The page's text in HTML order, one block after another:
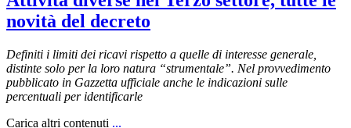
novità del decreto
Definiti i limiti dei ricavi rispetto a quelle di interesse generale,
distinte solo per la loro natura “strumentale”. Nel provvedimento
pubblicato in Gazzetta ufficiale anche le indicazioni sulle
percentuali per identificarle
Carica altri contenuti ...